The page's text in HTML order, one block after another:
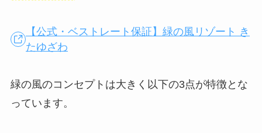
【公式・ベストレート保証】緑の風リゾート き
たゆざわ
緑の風のコンセプトは大きく以下の3点が特徴とな
っています。